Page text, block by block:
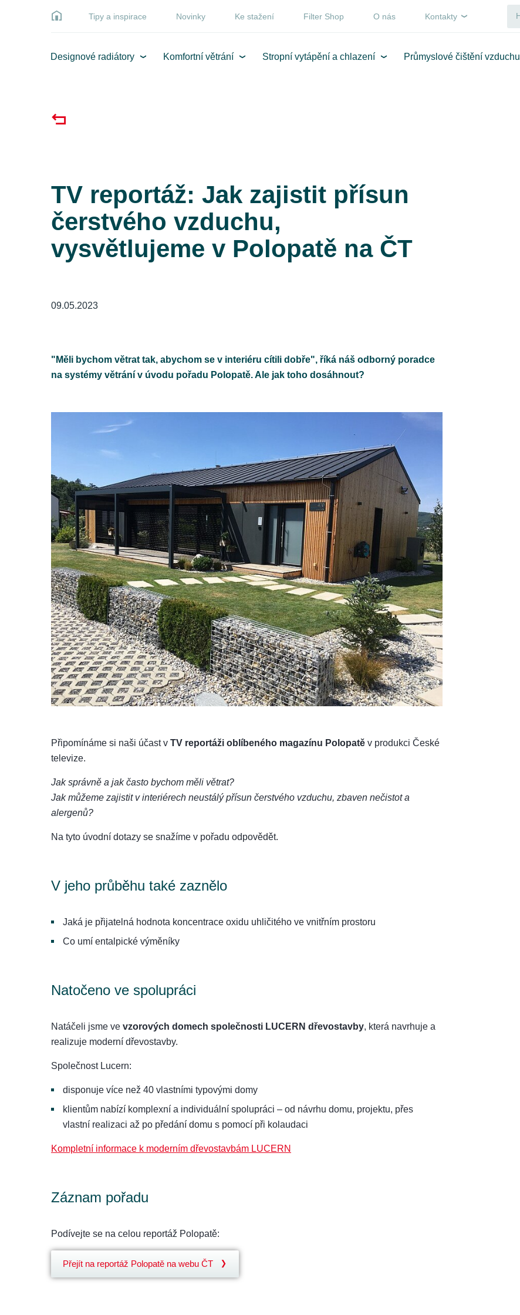
Tipy a inspirace Novinky Ke stažení Filter Shop O nás Kontakty
Designové radiátory Komfortní větrání Stropní vytápění a chlazení Průmyslové čištění vzduchu
TV reportáž: Jak zajistit přísun
čerstvého vzduchu,
vysvětlujeme v Polopatě na ČT
09.05.2023
"Měli bychom větrat tak, abychom se v interiéru cítili dobře", říká náš odborný poradce
na systémy větrání v úvodu pořadu Polopatě. Ale jak toho dosáhnout?
Připomínáme si naši účast v TV reportáži oblíbeného magazínu Polopatě v produkci České
televize.
Jak správně a jak často bychom měli větrat?
Jak můžeme zajistit v interiérech neustálý přísun čerstvého vzduchu, zbaven nečistot a
alergenů?
Na tyto úvodní dotazy se snažíme v pořadu odpovědět.
V jeho průběhu také zaznělo
Jaká je přijatelná hodnota koncentrace oxidu uhličitého ve vnitřním prostoru
Co umí entalpické výměníky
Natočeno ve spolupráci
Natáčeli jsme ve vzorových domech společnosti LUCERN dřevostavby, která navrhuje a
realizuje moderní dřevostavby.
Společnost Lucern:
disponuje více než 40 vlastními typovými domy
klientům nabízí komplexní a individuální spolupráci – od návrhu domu, projektu, přes
vlastní realizaci až po předání domu s pomocí při kolaudaci
Kompletní informace k moderním dřevostavbám LUCERN
Záznam pořadu
Podívejte se na celou reportáž Polopatě:
Přejít na reportáž Polopatě na webu ČT